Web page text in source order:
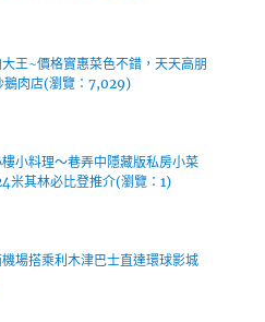
王~價格實惠菜色不錯，天天高朋
鵝肉店(瀏覽：7,029)
小料理～巷弄中隱藏版私房小菜
米其林必比登推介(瀏覽：1)
場搭乘利木津巴士直達環球影城